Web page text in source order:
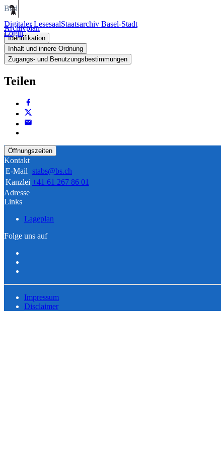
Digitaler LesesaalStaatsarchiv Basel-Stadt
Login
Bild
Archivplan
Identifikation
Inhalt und innere Ordnung
Zugangs- und Benutzungsbestimmungen
Teilen
Öffnungszeiten
Kontakt
E-Mail stabs@bs.ch
Kanzlei +41 61 267 86 01
Adresse
Links
Lageplan
Folge uns auf
Impressum
Disclaimer